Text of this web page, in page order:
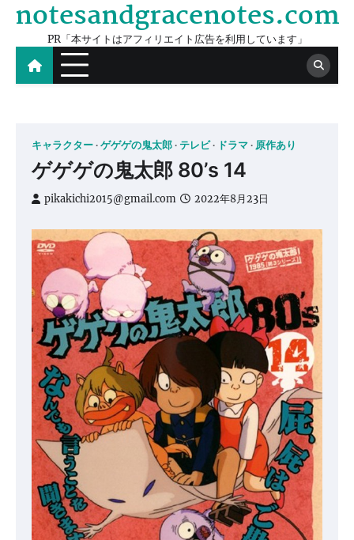
Skip
content
notesandgracenotes.com
PR「本サイトはアフィリエイト広告を利用しています」
キャラクター ゲゲゲの鬼太郎 テレビ ドラマ 原作あり
ゲゲゲの鬼太郎 80’s 14
pikakichi2015@gmail.com 2022年8月23日